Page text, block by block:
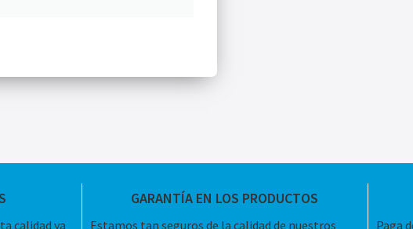
calidad ya
GARANTÍA EN LOS PRODUCTOS
Estamos tan seguros de la calidad de nuestros
Paga